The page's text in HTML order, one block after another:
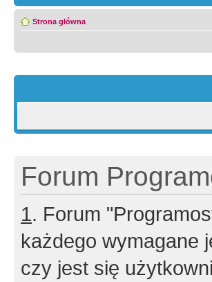
Strona główna
Forum
1. Forum
każdego wymagane
czy jest się